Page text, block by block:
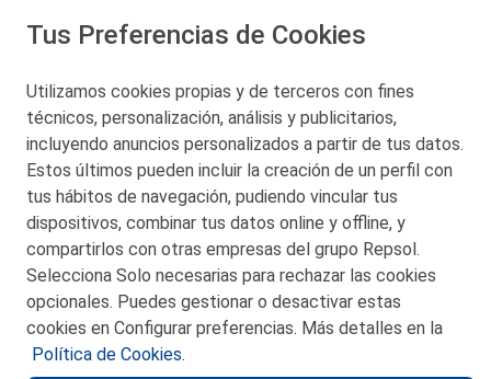
San Martín 5-Edificio Muñatones,
48550 Muskiz (Bizkaia)
Telf. 946 357 000
© 2026 Petronor S.A.
CONTACTO
Tus Preferencias de Cookies
Utilizamos cookies propias y de terceros con fines
técnicos, personalización, análisis y publicitarios,
incluyendo anuncios personalizados a partir de tus datos.
Estos últimos pueden incluir la creación de un perfil con
tus hábitos de navegación, pudiendo vincular tus
dispositivos, combinar tus datos online y offline, y
compartirlos con otras empresas del grupo Repsol.
Selecciona Solo necesarias para rechazar las cookies
opcionales. Puedes gestionar o desactivar estas
cookies en Configurar preferencias. Más detalles en la
Política de Cookies.